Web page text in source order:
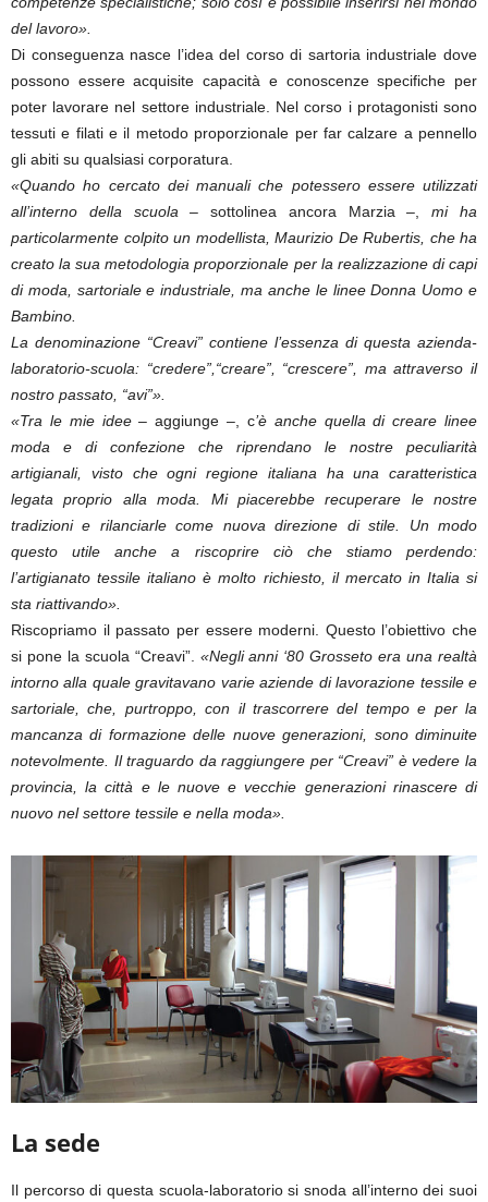
del lavoro».
Di conseguenza nasce l’idea del corso di sartoria industriale dove
possono essere acquisite capacità e conoscenze specifiche per
poter lavorare nel settore industriale. Nel corso i protagonisti sono
tessuti e filati e il metodo proporzionale per far calzare a pennello
gli abiti su qualsiasi corporatura.
«Quando ho cercato dei manuali che potessero essere utilizzati
all’interno della scuola –sottolinea ancora Marzia –,mi ha
particolarmente colpito un modellista, Maurizio De Rubertis, che ha
creato la sua metodologia proporzionale per la realizzazione di capi
di moda, sartoriale e industriale, ma anche le linee Donna Uomo e
Bambino.
La denominazione “Creavi” contiene l’essenza di questa azienda-
laboratorio-scuola: “credere”,“creare”, “crescere”, ma attraverso il
nostro passato, “avi”».
«Tra le mie idee– aggiunge –, c’è anche quella di creare linee
moda e di confezione che riprendano le nostre peculiarità
artigianali, visto che ogni regione italiana ha una caratteristica
legata proprio alla moda. Mi piacerebbe recuperare le nostre
tradizioni e rilanciarle come nuova direzione di stile. Un modo
questo utile anche a riscoprire ciò che stiamo perdendo:
l’artigianato tessile italiano è molto richiesto, il mercato in Italia si
sta riattivando».
Riscopriamo il passato per essere moderni. Questo l’obiettivo che
si pone la scuola “Creavi”. «Negli anni ‘80 Grosseto era una realtà
intorno alla quale gravitavano varie aziende di lavorazione tessile e
sartoriale, che, purtroppo, con il trascorrere del tempo e per la
mancanza di formazione delle nuove generazioni, sono diminuite
notevolmente. Il traguardo da raggiungere per “Creavi” è vedere la
provincia, la città e le nuove e vecchie generazioni rinascere di
nuovo nel settore tessile e nella moda».
La sede
Il percorso di questa scuola-laboratorio si snoda all’interno dei suoi